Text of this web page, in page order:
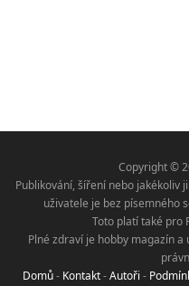
Copyright ©
Publikování, šíření nebo jakékoliv
uživatele je bez písemného
Toto platí také pro
Plné zdraví je hobby magazín
Domů- Kontakt-Autoři -